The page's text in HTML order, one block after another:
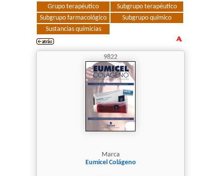
Grupo terapéutico
Subgrupo terapéutico
Subgrupo farmacológico
Subgrupo químico
Sustancias químicias
9822
Marca
Eumicel Colágeno